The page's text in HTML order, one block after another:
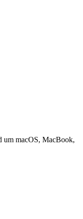
um macOS, MacBook,